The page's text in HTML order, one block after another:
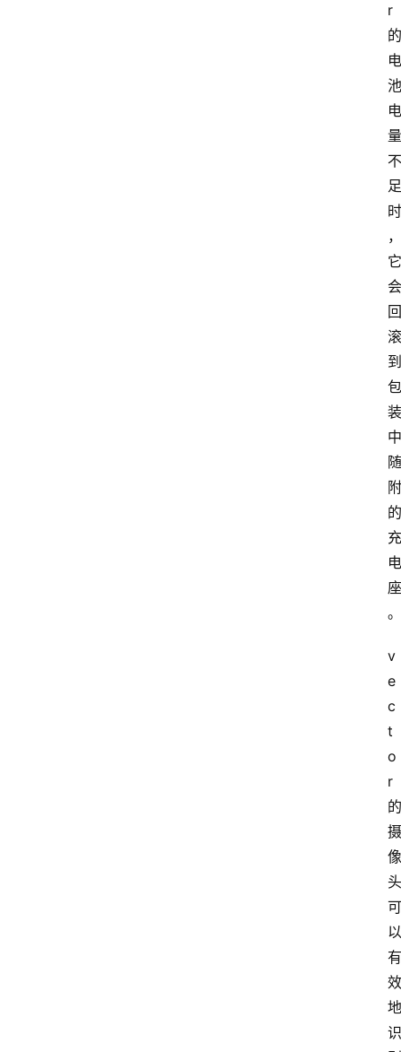
r
的
电
池
电
量
不
足
时
，
它
会
回
滚
到
包
装
中
随
附
的
充
电
座
。
v
e
c
t
o
r
的
摄
像
头
可
以
有
效
地
识